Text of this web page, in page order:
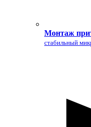
Монтаж
стабильный